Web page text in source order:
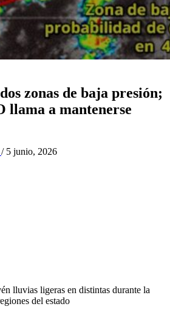
zonas de baja presión;
llama a mantenerse
/ 5 junio, 2026
lluvias ligeras en distintas durante la
del estado